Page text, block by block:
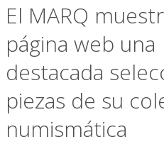
El MARQ
página web una
destacada
piezas de su
numismática